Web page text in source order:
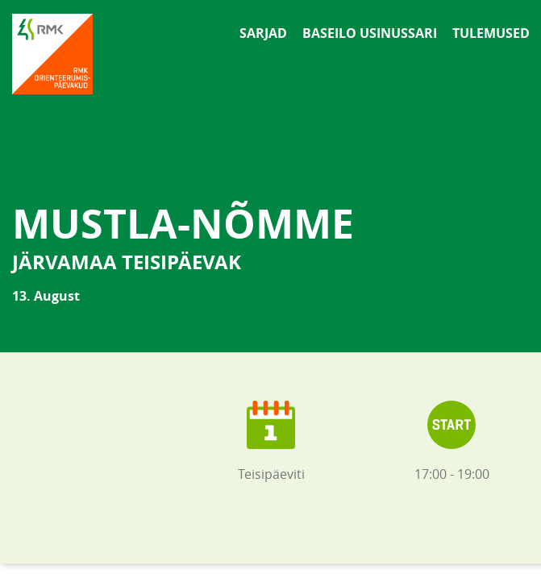
SARJAD BASEILO USINUSSARI TULEMUSED
MUSTLA-NÕMME
JÄRVAMAA TEISIPÄEVAK
13. August
Teisipäeviti 17:00 - 19:00